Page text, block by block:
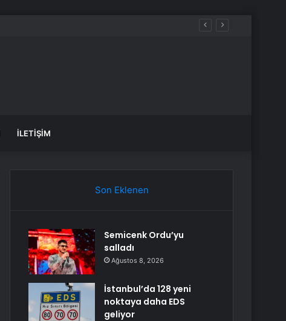
İLETIŞIM
Son Eklenen
Semicenk Ordu’yu
salladı
Ağustos 8, 2026
İstanbul’da 128 yeni
noktaya daha EDS
geliyor